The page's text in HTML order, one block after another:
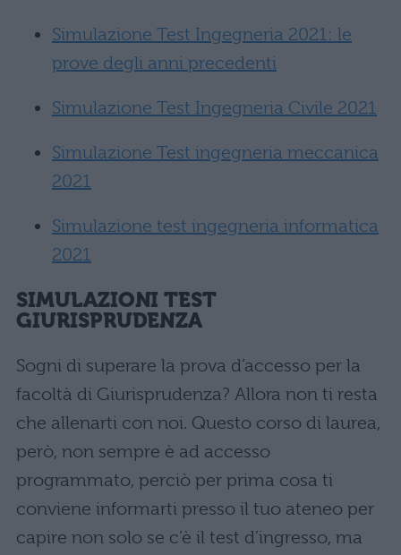
Simulazione Test Ingegneria 2021: le
prove degli anni precedenti
Simulazione Test Ingegneria Civile 2021
Simulazione Test ingegneria meccanica
2021
Simulazione test ingegneria informatica
2021
SIMULAZIONI TEST
GIURISPRUDENZA
Sogni di superare la prova d’accesso per la
facoltà di Giurisprudenza? Allora non ti resta
che allenarti con noi. Questo corso di laurea,
però, non sempre è ad accesso
programmato, perciò per prima cosa ti
conviene informarti presso il tuo ateneo per
capire non solo se c’è il test d’ingresso, ma